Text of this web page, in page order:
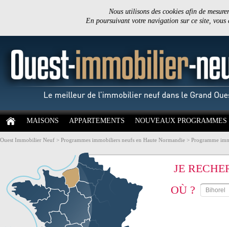
Nous utilisons des cookies afin de
En poursuivant votre navigation sur ce site,
MAISONS APPARTEMENTS NOUVEAUX PROGRAMMES
Ouest Immobilier Neuf > Programmes immobiliers neufs en Haute Normandie > Programme
JE
OÙ ?